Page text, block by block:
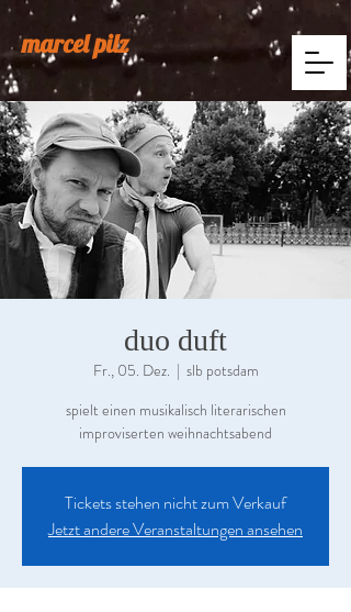
marcel pilz
duo duft
Fr., 05. Dez.
  |
slb potsdam
spielt einen musikalisch literarischen
improviserten weihnachtsabend
Tickets stehen nicht zum Verkauf
Jetzt andere Veranstaltungen ansehen